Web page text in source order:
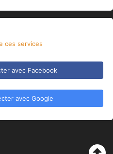
ces services
avec Facebook
avec Google